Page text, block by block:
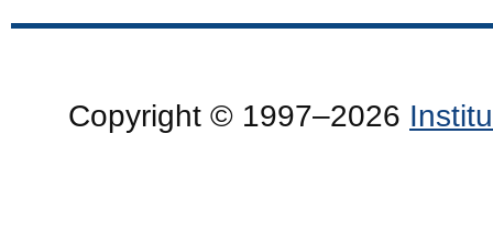
Copyright © 1997–2026